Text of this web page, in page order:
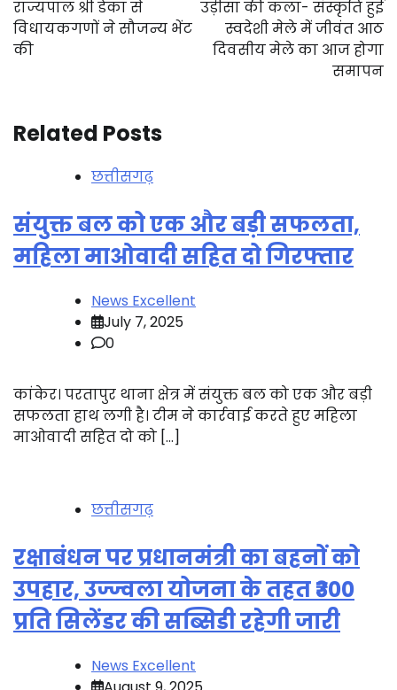
राज्यपाल श्री डेका से
विधायकगणों ने सौजन्य भेंट
की
उड़ीसा की कला- संस्कृति हुई
स्वदेशी मेले में जीवंत आठ
दिवसीय मेले का आज होगा
समापन
Related Posts
छत्तीसगढ़
संयुक्त बल को एक और बड़ी सफलता,
महिला माओवादी सहित दो गिरफ्तार
News Excellent
July 7, 2025
0
कांकेर। परतापुर थाना क्षेत्र में संयुक्त बल को एक और बड़ी
सफलता हाथ लगी है। टीम ने कार्रवाई करते हुए महिला
माओवादी सहित दो को […]
छत्तीसगढ़
रक्षाबंधन पर प्रधानमंत्री का बहनों को
उपहार, उज्ज्वला योजना के तहत ₹300
प्रति सिलेंडर की सब्सिडी रहेगी जारी
News Excellent